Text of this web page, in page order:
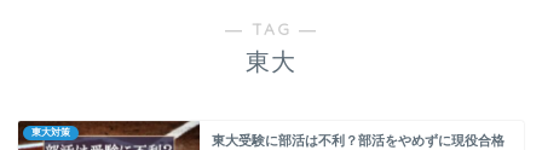
― TAG ―
東大
東大対策
東大受験に部活は不利？部活をやめずに現役合格